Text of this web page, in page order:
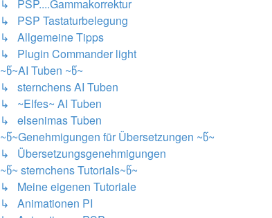
↳ PSP....Gammakorrektur
↳ PSP Tastaturbelegung
↳ Allgemeine Tipps
↳ Plugin Commander light
~წ~AI Tuben ~წ~
↳ sternchens AI Tuben
↳ ~Elfes~ AI Tuben
↳ elsenimas Tuben
~წ~Genehmigungen für Übersetzungen ~წ~
↳ Übersetzungsgenehmigungen
~წ~ sternchens Tutorials~წ~
↳ Meine eigenen Tutoriale
↳ Animationen PI